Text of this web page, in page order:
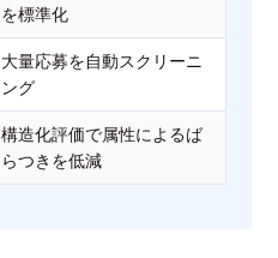
を標準化
大量応募を自動スクリーニ
ング
構造化評価で属性によるば
らつきを低減